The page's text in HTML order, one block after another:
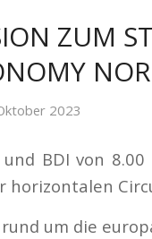
ZUM
2023
BDI von
horizontalen
um die